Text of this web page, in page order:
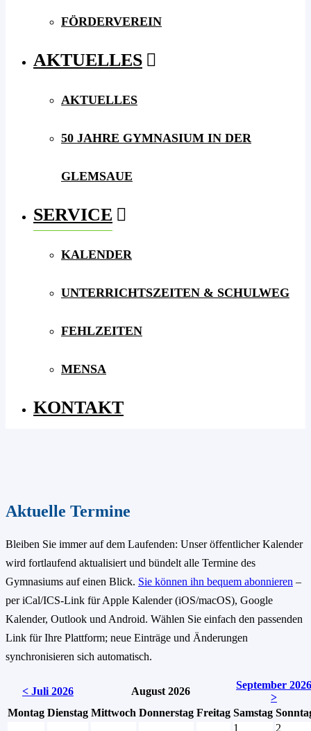
FÖRDERVEREIN
AKTUELLES
AKTUELLES
50 JAHRE GYMNASIUM IN DER
GLEMSAUE
SERVICE
KALENDER
UNTERRICHTSZEITEN & SCHULWEG
FEHLZEITEN
MENSA
KONTAKT
Aktuelle Termine
Bleiben Sie immer auf dem Laufenden: Unser öffentlicher Kalender
wird fortlaufend aktualisiert und bündelt alle Termine des
Gymnasiums auf einen Blick. Sie können ihn bequem abonnieren –
per iCal/ICS-Link für Apple Kalender (iOS/macOS), Google
Kalender, Outlook und Android. Wählen Sie einfach den passenden
Link für Ihre Plattform; neue Einträge und Änderungen
synchronisieren sich automatisch.
< Juli 2026 August 2026
September 2026
>
Montag Dienstag Mittwoch Donnerstag Freitag Samstag
1
2